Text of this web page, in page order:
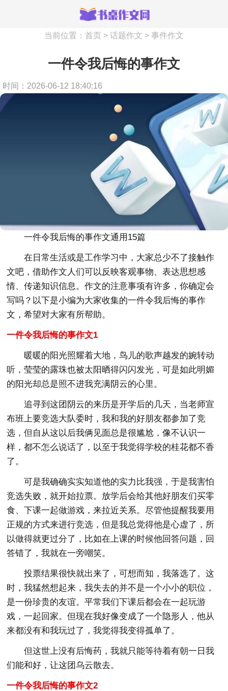
当前位置： 首页 > 话题作文 > 事件作文
一件令我后悔的事作文
时间：2026-06-12 18:40:16
一件令我后悔的事作文通用15篇
在日常生活或是工作学习中，大家总少不了接触作
文吧，借助作文人们可以反映客观事物、表达思想感
情、传递知识信息。作文的注意事项有许多，你确定会
写吗？以下是小编为大家收集的一件令我后悔的事作
文，希望对大家有所帮助。
一件令我后悔的事作文1
暖暖的阳光照耀着大地，鸟儿的歌声越发的婉转动
听，莹莹的露珠也被太阳晒得闪闪发光，可是如此明媚
的阳光却总是照不进我充满阴云的心里。
追寻到这团阴云的来历是开学后的几天，当老师宣
布班上要竞选大队委时，我和我的好朋友都参加了竞
选，但自从这以后我俩见面总是很尴尬，像不认识一
样，都不怎么说话了，以至于我觉得学校的桂花都不香
了。
可是我确确实实知道他的实力比我强，于是我害怕
竞选失败，就开始拉票。放学后会给其他好朋友们买零
食、下课一起做游戏，来拉近关系。尽管他提醒我要用
正规的方式来进行竞选，但是我总觉得他是心虚了，所
以做得就更过分了，比如在上课的时候他回答问题，回
答错了，我就在一旁嘲笑。
投票结果很快就出来了，可想而知，我落选了。这
时，我猛然想起来，我失去的并不是一个小小的职位，
是一份珍贵的友谊。平常我们下课后都会在一起玩游
戏，一起回家。但现在我好像变成了一个隐形人，他从
来都没有和我玩过了，我觉得我变得孤单了。
但这世上没有后悔药，我就只能等待着有朝一日我
们能和好，让这团乌云散去。
一件令我后悔的事作文2